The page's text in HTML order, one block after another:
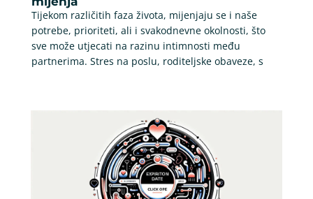
Tijekom različitih faza života, mijenjaju se i naše
potrebe, prioriteti, ali i svakodnevne okolnosti, što
sve može utjecati na razinu intimnosti među
partnerima. Stres na poslu, roditeljske obaveze, s